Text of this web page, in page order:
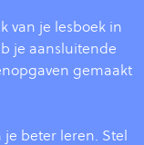
van je lesboek in
je aansluitende
gemaakt
beter leren. Stel